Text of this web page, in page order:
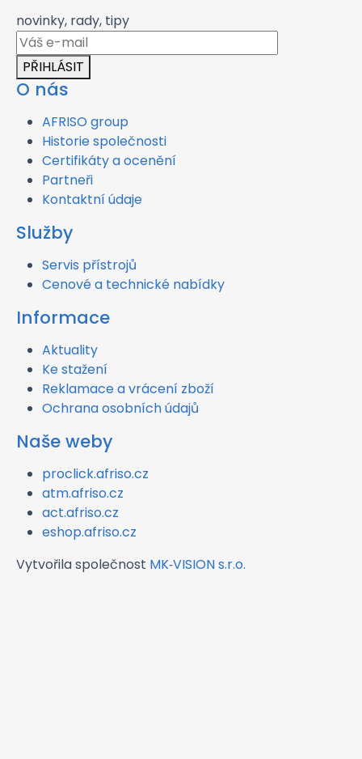
novinky, rady, tipy
PŘIHLÁSIT
O nás
AFRISO group
Historie společnosti
Certifikáty a ocenění
Partneři
Kontaktní údaje
Služby
Servis přístrojů
Cenové a technické nabídky
Informace
Aktuality
Ke stažení
Reklamace a vrácení zboží
Ochrana osobních údajů
Naše weby
proclick.afriso.cz
atm.afriso.cz
act.afriso.cz
eshop.afriso.cz
Vytvořila společnost MK‑VISION s.r.o.